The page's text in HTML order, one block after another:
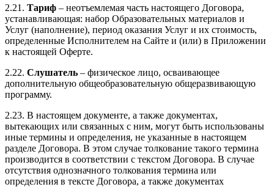
2.21. Тариф – неотъемлемая часть настоящего Договора,
устанавливающая: набор Образовательных материалов и
Услуг (наполнение), период оказания Услуг и их стоимость,
определенные Исполнителем на Сайте и (или) в Приложении
к настоящей Оферте.
2.22. Слушатель – физическое лицо, осваивающее
дополнительную общеобразовательную общеразвивающую
программу.
2.23. В настоящем документе, а также документах,
вытекающих или связанных с ним, могут быть использованы
иные термины и определения, не указанные в настоящем
разделе Договора. В этом случае толкование такого термина
производится в соответствии с текстом Договора. В случае
отсутствия однозначного толкования термина или
определения в тексте Договора, а также документах